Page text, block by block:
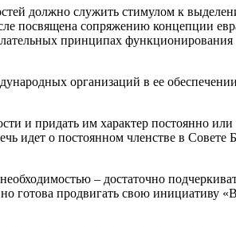
должно служить стимулом к
посвящена сопряжению концепции
принципах функционирования
организаций в ее
и придать им характер постоянно
идет о постоянном членстве в
– достаточно
готова продвигать свою инициативу